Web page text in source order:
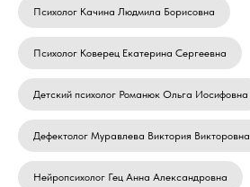
Психолог Качина Людмила Борисовна
Психолог Коверец Екатерина Сергеевна
Детский психолог Романюк Ольга Иосифовна
Дефектолог Муравлева Виктория Викторовна
Нейропсихолог Гец Анна Александровна